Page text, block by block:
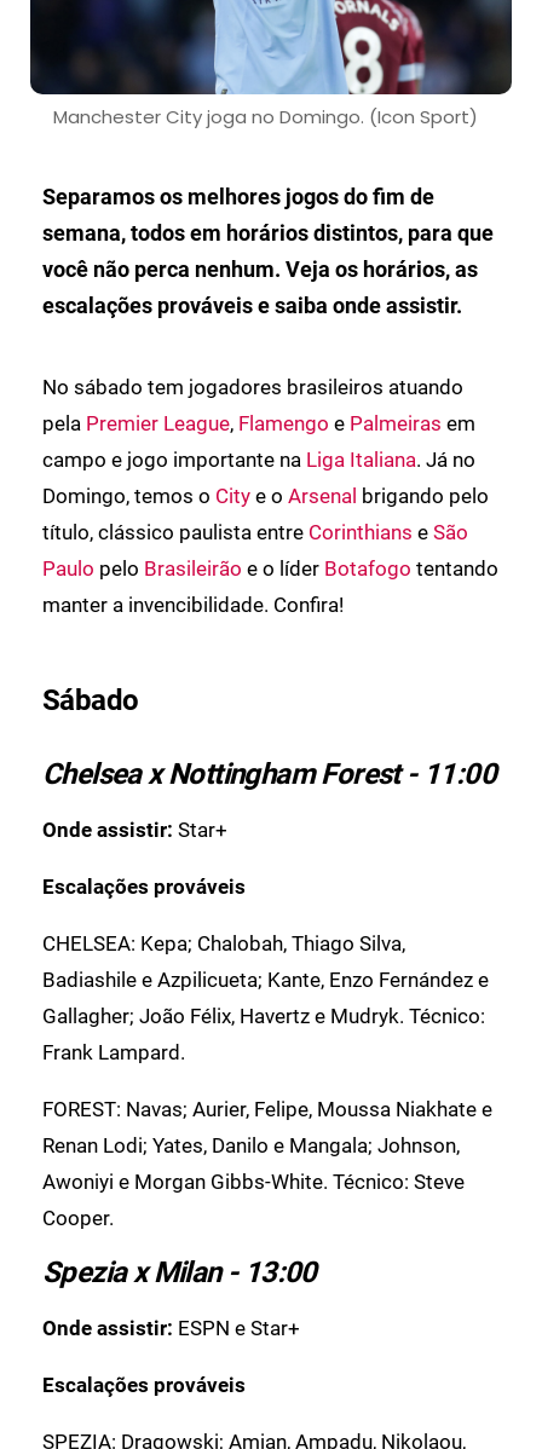
Manchester City joga no Domingo. (Icon Sport)
Separamos os melhores jogos do fim de
semana, todos em horários distintos, para que
você não perca nenhum. Veja os horários, as
escalações prováveis e saiba onde assistir.
No sábado tem jogadores brasileiros atuando
pela Premier League, Flamengo e Palmeiras em
campo e jogo importante na Liga Italiana. Já no
Domingo, temos o City e o Arsenal brigando pelo
título, clássico paulista entre Corinthians e São
Paulo pelo Brasileirão e o líder Botafogo tentando
manter a invencibilidade. Confira!
Sábado
Chelsea x Nottingham Forest - 11:00
Onde assistir: Star+
Escalações prováveis
CHELSEA: Kepa; Chalobah, Thiago Silva,
Badiashile e Azpilicueta; Kante, Enzo Fernández e
Gallagher; João Félix, Havertz e Mudryk. Técnico:
Frank Lampard.
FOREST: Navas; Aurier, Felipe, Moussa Niakhate e
Renan Lodi; Yates, Danilo e Mangala; Johnson,
Awoniyi e Morgan Gibbs-White. Técnico: Steve
Cooper.
Spezia x Milan - 13:00
Onde assistir: ESPN e Star+
Escalações prováveis
SPEZIA: Dragowski; Amian, Ampadu, Nikolaou,